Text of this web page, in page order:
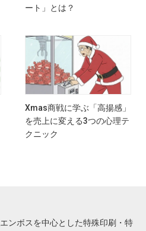
ート」とは？
Xmas商戦に学ぶ「高揚感」
を売上に変える3つの心理テ
クニック
ンボスを中心とした特殊印刷・特